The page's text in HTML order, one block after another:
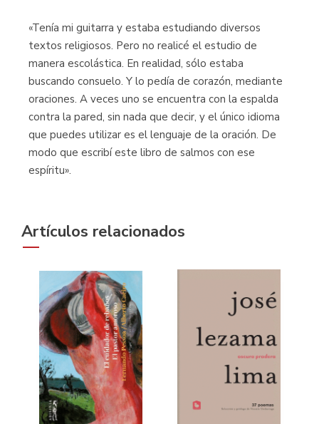
«Tenía mi guitarra y estaba estudiando diversos
textos religiosos. Pero no realicé el estudio de
manera escolástica. En realidad, sólo estaba
buscando consuelo. Y lo pedía de corazón, mediante
oraciones. A veces uno se encuentra con la espalda
contra la pared, sin nada que decir, y el único idioma
que puedes utilizar es el lenguaje de la oración. De
modo que escribí este libro de salmos con ese
espíritu».
Artículos relacionados